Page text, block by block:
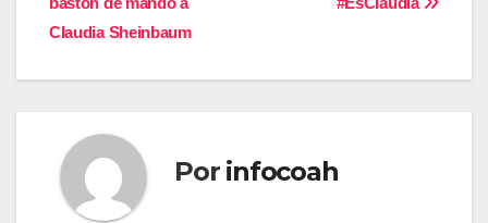
de
entradas
Claudia Sheinbaum
Por infocoah